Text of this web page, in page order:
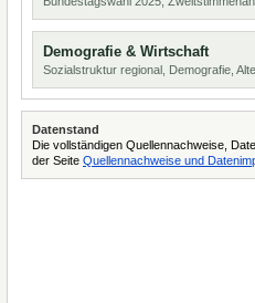
Demografie & Wirtschaft
Sozialstruktur regional, Demografie,
Datenstand
Die vollständigen Quellennachweise,
der Seite Quellennachweise und